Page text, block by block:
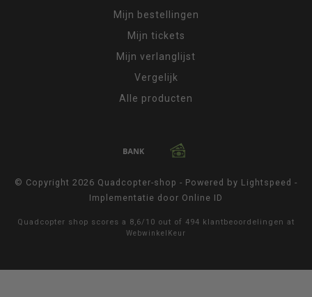
Mijn bestellingen
Mijn tickets
Mijn verlanglijst
Vergelijk
Alle producten
© Copyright 2026 Quadcopter-shop - Powered by Lightspeed -
Implementatie door Online ID
Quadcopter shop scores a 8,6/ 10 out of 494 klantbeoordelingen at
WebwinkelKeur